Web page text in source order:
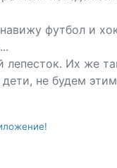
футбол и
Их же
не будем этим